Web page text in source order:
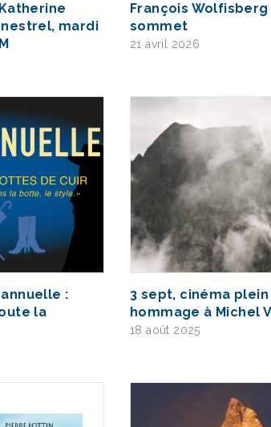
mardi
François
sommet
21 avril 2026
:
la
3 sept, cinéma plein
hommage à Michel
18 août 2025